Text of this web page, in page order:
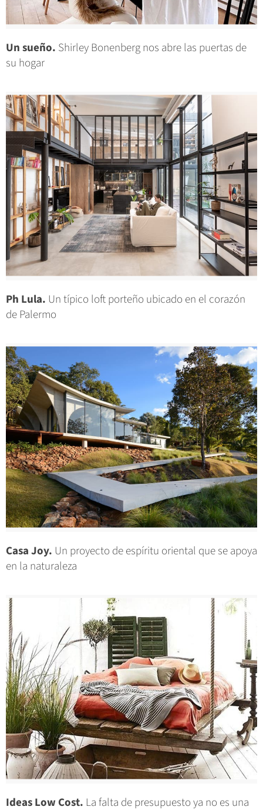
Un sueño. Shirley Bonenberg nos abre las puertas de
su hogar
Ph Lula. Un típico loft porteño ubicado en el corazón
de Palermo
Casa Joy. Un proyecto de espíritu oriental que se apoya
en la naturaleza
Ideas Low Cost. La falta de presupuesto ya no es una